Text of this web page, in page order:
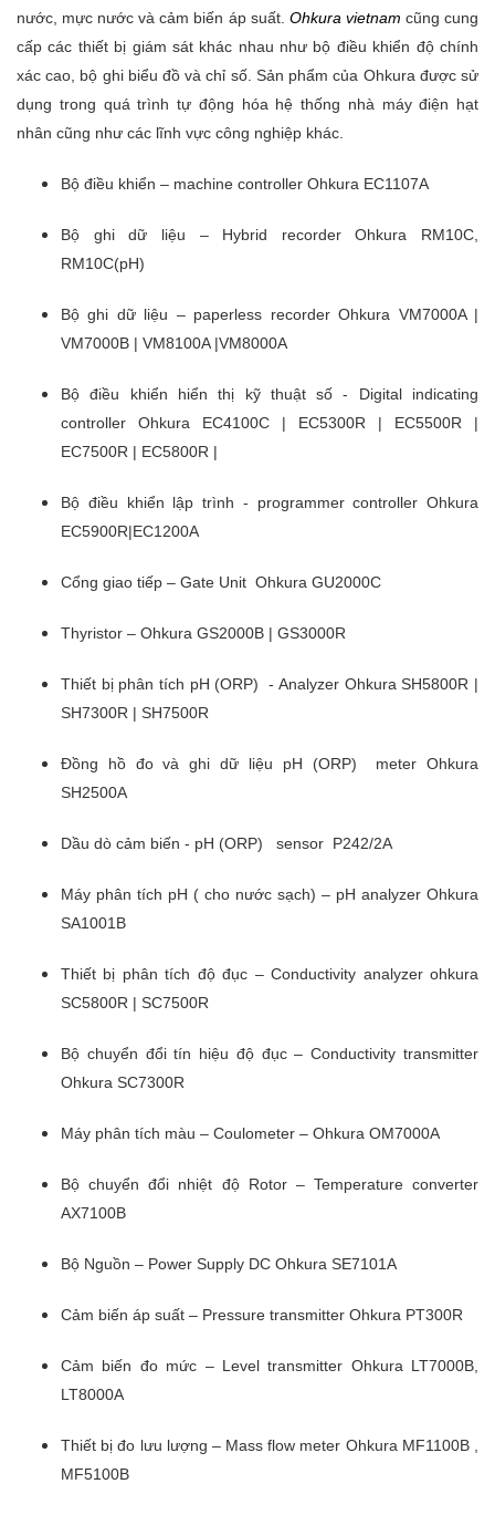
nước, mực nước và cảm biến áp suất. Ohkura vietnam cũng cung
cấp các thiết bị giám sát khác nhau như bộ điều khiển độ chính
xác cao, bộ ghi biểu đồ và chỉ số. Sản phẩm của Ohkura được sử
dụng trong quá trình tự động hóa hệ thống nhà máy điện hạt
nhân cũng như các lĩnh vực công nghiệp khác.
Bộ điều khiển – machine controller Ohkura EC1107A
Bộ ghi dữ liệu – Hybrid recorder Ohkura RM10C,
RM10C(pH)
Bộ ghi dữ liệu – paperless recorder Ohkura VM7000A |
VM7000B | VM8100A |VM8000A
Bộ điều khiển hiển thị kỹ thuật số - Digital indicating
controller Ohkura EC4100C | EC5300R | EC5500R |
EC7500R | EC5800R |
Bộ điều khiển lập trình - programmer controller Ohkura
EC5900R|EC1200A
Cổng giao tiếp – Gate Unit Ohkura GU2000C
Thyristor – Ohkura GS2000B | GS3000R
Thiết bị phân tích pH (ORP) - Analyzer Ohkura SH5800R |
SH7300R | SH7500R
Đồng hồ đo và ghi dữ liệu pH (ORP) meter Ohkura
SH2500A
Dầu dò cảm biến - pH (ORP) sensor P242/2A
Máy phân tích pH ( cho nước sạch) – pH analyzer Ohkura
SA1001B
Thiết bị phân tích độ đục – Conductivity analyzer ohkura
SC5800R | SC7500R
Bộ chuyển đổi tín hiệu độ đục – Conductivity transmitter
Ohkura SC7300R
Máy phân tích màu – Coulometer – Ohkura OM7000A
Bộ chuyển đổi nhiệt độ Rotor – Temperature converter
AX7100B
Bộ Nguồn – Power Supply DC Ohkura SE7101A
Cảm biến áp suất – Pressure transmitter Ohkura PT300R
Cảm biến đo mức – Level transmitter Ohkura LT7000B,
LT8000A
Thiết bị đo lưu lượng – Mass flow meter Ohkura MF1100B ,
MF5100B